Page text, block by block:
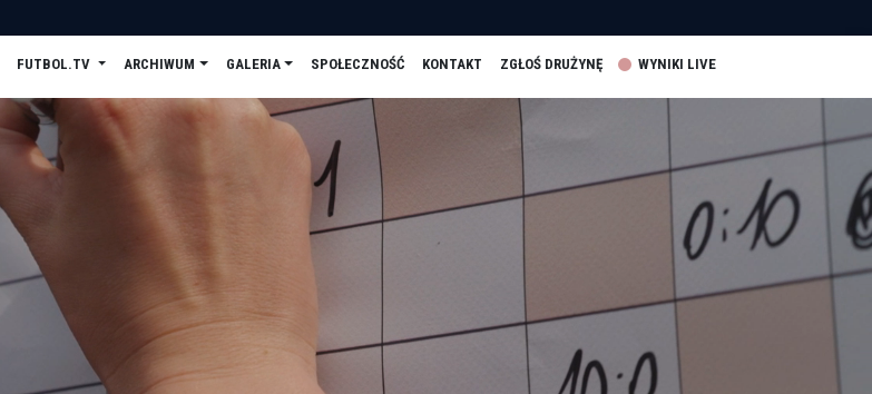
FUTBOL.TV ARCHIWUM GALERIA SPOŁECZNOŚĆ KONTAKT ZGŁOŚ DRUŻYNĘ WYNIKI LIVE